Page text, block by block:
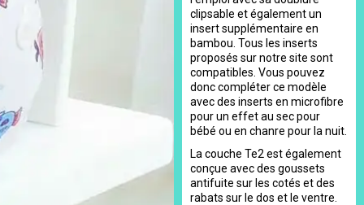
clipsable et également un
insert supplémentaire en
bambou. Tous les inserts
proposés sur notre site sont
compatibles. Vous pouvez
donc compléter ce modèle
avec des inserts en microfibre
pour un effet au sec pour
bébé ou en chanre pour la nuit.
La couche Te2 est également
conçue avec des goussets
antifuite sur les cotés et des
rabats sur le dos et le ventre.